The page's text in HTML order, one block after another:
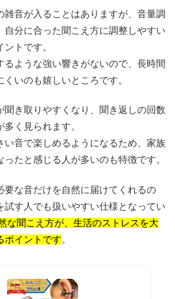
雑音が入ることはありますが、音量調
自分に合った聞こえ方に調整しやすい
トです。
るような強い響きがないので、長時間
いのも嬉しいところです。
聞き取りやすくなり、聞き返しの回数
く見られます。
い音で楽しめるようになるため、家族
ったと感じる人が多いのも特徴です。
要な音だけを自然に届けてくれるの
試す人でも扱いやすい仕様となってい
な聞こえ方が、生活のストレスを大
ポイントです。